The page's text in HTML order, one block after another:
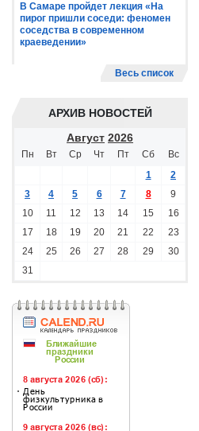
В Самаре пройдет лекция «На
пирог пришли соседи: феномен
соседства в современном
краеведении»
Весь список
АРХИВ НОВОСТЕЙ
Август 2026
Пн Вт Ср Чт Пт Сб
Вс
1
2
3
4 5 6 7 8
9
10
11 12 13 14 15
16
17
18 19 20 21 22
23
24
25 26 27 28 29
30
31